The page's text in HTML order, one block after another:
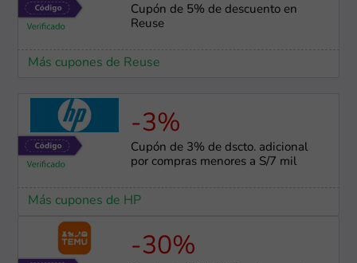
Cupón de 5% de descuento en
Reuse
Más cupones de Reuse
-3%
Cupón de 3% de dscto. adicional
por compras menores a S/7 mil
Más cupones de HP
-30%